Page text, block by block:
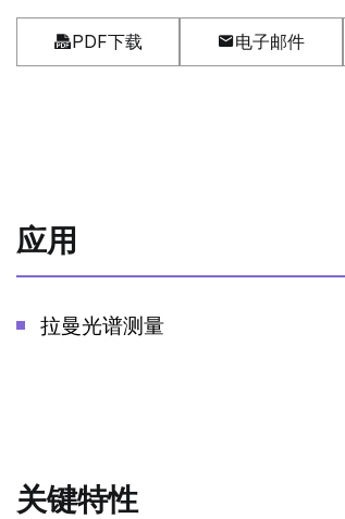
PDF下载 电子邮件
应用
拉曼光谱测量
关键特性